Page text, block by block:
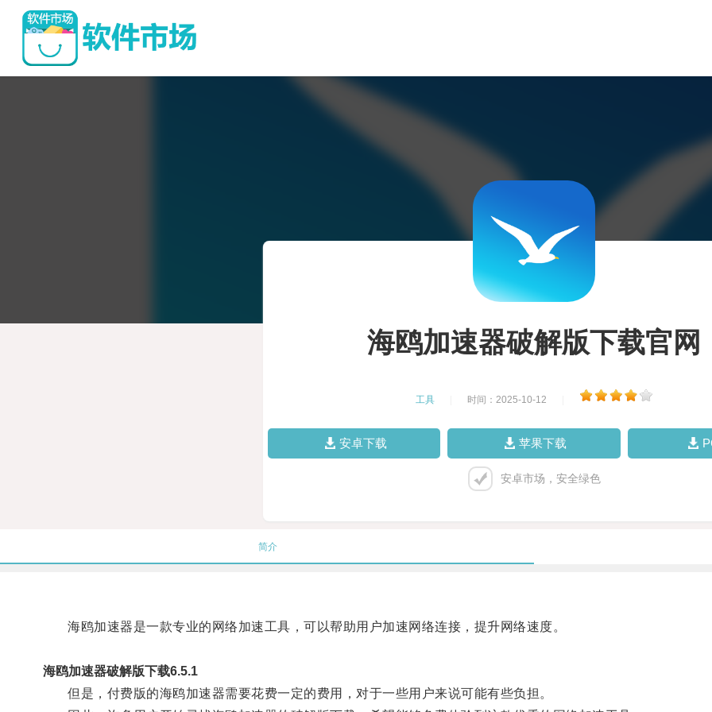
海鸥加速器破解版下载官网
工具 时间：2025-10-12
安卓下载 苹果下载
安卓市场，安全绿色
简介
海鸥加速器是一款专业的网络加速工具，可以帮助用户加速网络连接，提升网络速度。
海鸥加速器破解版下载6.5.1
但是，付费版的海鸥加速器需要花费一定的费用，对于一些用户来说可能有些负担。